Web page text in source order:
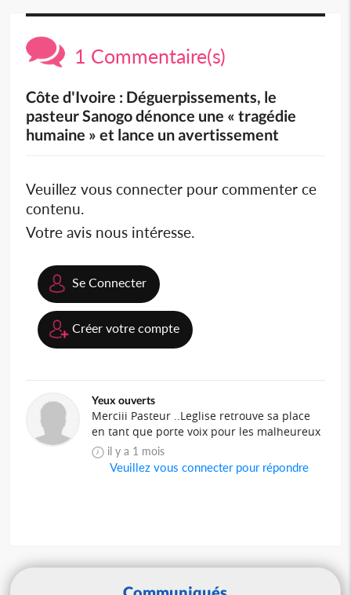
1 Commentaire(s)
Côte d'Ivoire : Déguerpissements, le
pasteur Sanogo dénonce une « tragédie
humaine » et lance un avertissement
Veuillez vous connecter pour commenter ce
contenu.
Votre avis nous intéresse.
Se Connecter
Créer votre compte
Yeux ouverts
Merciii Pasteur ..Leglise retrouve sa place
en tant que porte voix pour les malheureux
il y a 1 mois
Veuillez vous connecter pour répondre